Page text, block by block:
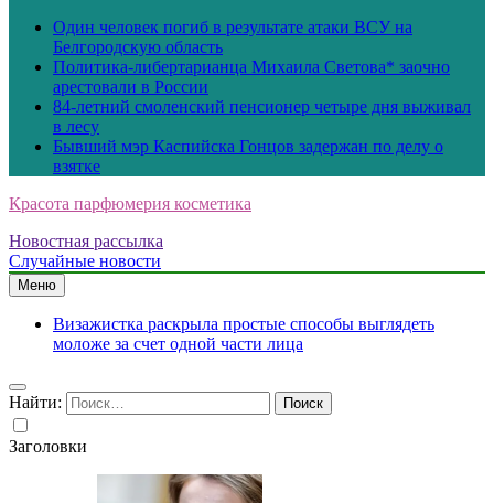
Один человек погиб в результате атаки ВСУ на
Белгородскую область
Политика-либертарианца Михаила Светова* заочно
арестовали в России
84-летний смоленский пенсионер четыре дня выживал
в лесу
Бывший мэр Каспийска Гонцов задержан по делу о
взятке
Красота парфюмерия косметика
Новостная рассылка
Случайные новости
Меню
Визажистка раскрыла простые способы выглядеть
моложе за счет одной части лица
Найти:
Заголовки